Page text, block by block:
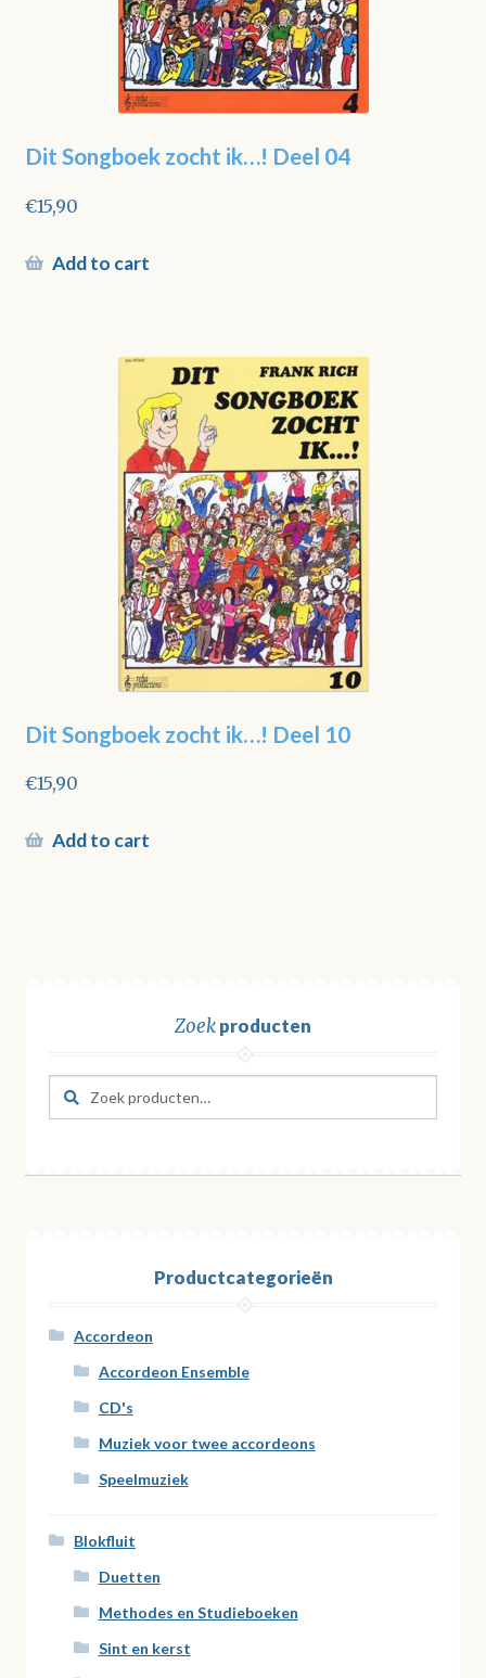
Dit Songboek zocht ik…! Deel 04
€15,90
Add to cart
Dit Songboek zocht ik…! Deel 10
€15,90
Add to cart
Zoekproducten
Zoeken
naar:
Zoeken
Productcategorieën
Accordeon
Accordeon Ensemble
CD's
Muziek voor twee accordeons
Speelmuziek
Blokfluit
Duetten
Methodes en Studieboeken
Sint en kerst